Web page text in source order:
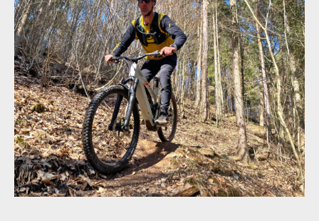
Osprey Escapist Velocity 6
Osprey Escapist Velocity 6